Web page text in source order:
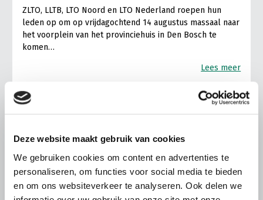
Deze website maakt gebruik van cookies
We gebruiken cookies om content en advertenties te
personaliseren, om functies voor social media te bieden
en om ons websiteverkeer te analyseren. Ook delen we
ZLTO, LLTB, LTO Noord en LTO Nederland roepen hun
leden op om op vrijdagochtend 14 augustus massaal naar
het voorplein van het provinciehuis in Den Bosch te
komen…
Lees meer